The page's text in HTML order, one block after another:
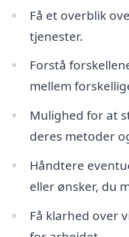
Få et overblik
tjenester.
Forstå
mellem
Mulighed for at
deres metoder
Håndtere
eller ønsker, du
Få klarhed over